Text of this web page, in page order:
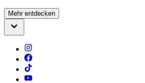
Mehr entdecken